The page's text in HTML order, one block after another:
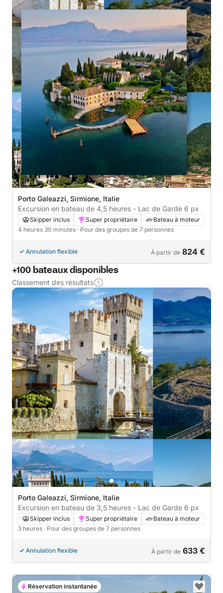
Porto Galeazzi, Sirmione, Italie
Excursion en bateau de 4,5 heures - Lac de Garde 6 px
Skipper inclus Super propriétaire
Bateau à moteur
4 heures 30 minutes · Pour des groupes de 7 personnes
Annulation flexible À partir de 824 €
+100 bateaux disponibles
Classement des résultats
Porto Galeazzi, Sirmione, Italie
Excursion en bateau de 3,5 heures - Lac de Garde 6 px
Skipper inclus Super propriétaire
Bateau à moteur
3 heures · Pour des groupes de 7 personnes
Annulation flexible À partir de 633 €
Réservation instantanée